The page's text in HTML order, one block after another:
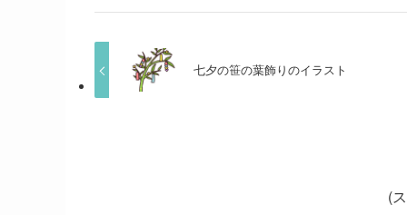
七夕の笹の葉飾りのイラスト
(